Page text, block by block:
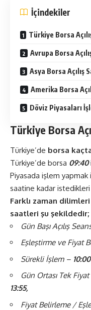
İçindekiler
Türkiye Borsa
Avrupa Borsa
Asya Borsa Açılış
Amerika Borsa
Döviz Piyasaları
Türkiye Borsa
Türkiye’de borsa kaçta
Türkiye’de borsa 09:40
Piyasada işlem yapmak
saatine kadar
Farklı zaman dilimleri
saatleri şu şekildedir;
Gün Başı Açılış
Eşleştirme ve Fiyat
Sürekli İşlem –
Gün Ortası Tek
13:55,
Fiyat Belirleme /